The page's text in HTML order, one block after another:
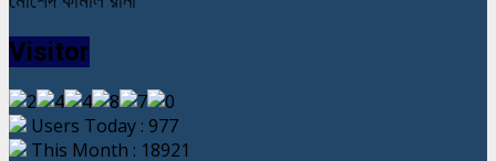
Visitor
Users Today : 977
This Month : 18921